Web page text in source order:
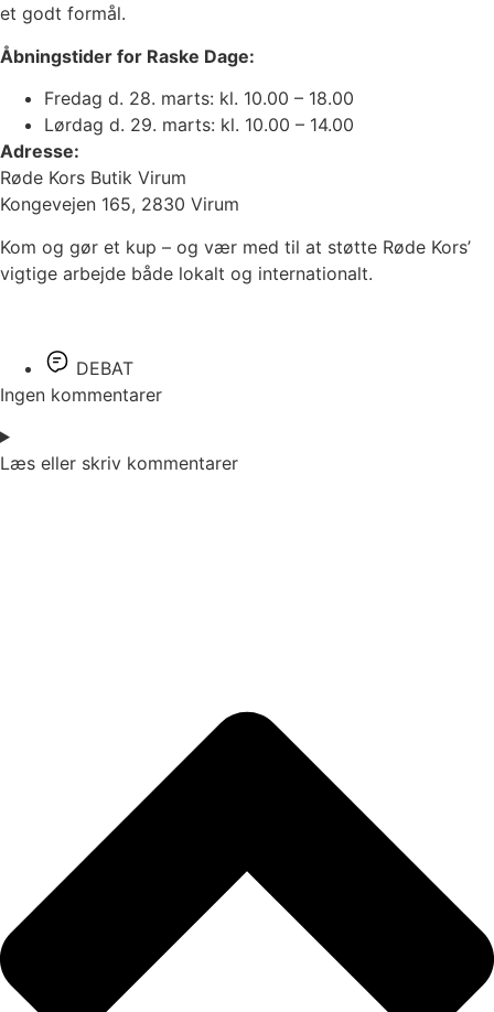
et godt formål.
Åbningstider for Raske Dage:
Fredag d. 28. marts: kl. 10.00 – 18.00
Lørdag d. 29. marts: kl. 10.00 – 14.00
Adresse:
Røde Kors Butik Virum
Kongevejen 165, 2830 Virum
Kom og gør et kup – og vær med til at støtte Røde Kors’
vigtige arbejde både lokalt og internationalt.
DEBAT
Ingen kommentarer
Læs eller skriv kommentarer